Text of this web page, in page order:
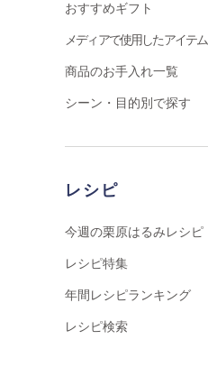
おすすめギフト
メディアで使用したアイテム
商品のお手入れ一覧
シーン・目的別で探す
レシピ
今週の栗原はるみレシピ
レシピ特集
年間レシピランキング
レシピ検索
1,100円（税込）